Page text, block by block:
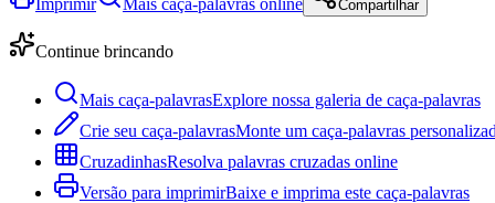
Compartilhar
Continue brincando
Mais caça-palavrasExplore nossa galeria de caça-palavras
Crie seu caça-palavrasMonte um caça-palavras
CruzadinhasResolva palavras cruzadas online
Versão para imprimirBaixe e imprima este caça-palavras